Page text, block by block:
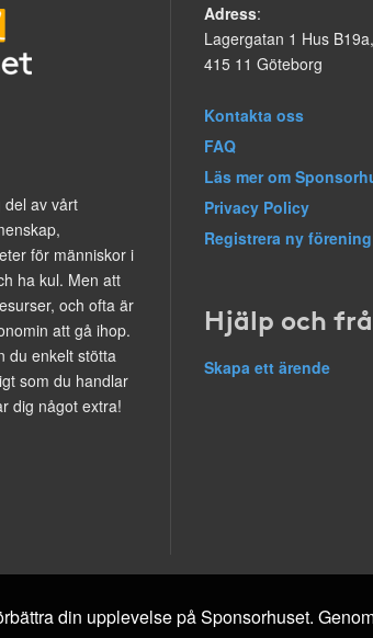
del av vårt
för människor i
ha kul. Men att
och ofta är
att gå ihop.
du enkelt stötta
som du handlar
dig något extra!
Adress:
Lagergatan 1 Hus
415 11 Göteborg
Kontakta oss
FAQ
Läs mer om
Privacy Policy
Registrera ny förening
Hjälp och
Skapa ett ärende
din upplevelse på Sponsorhuset.